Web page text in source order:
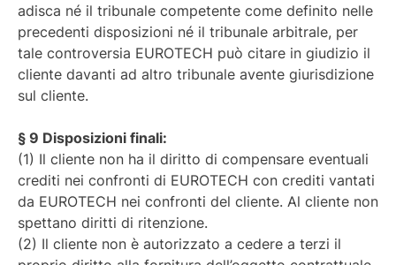
adisca né il tribunale competente come definito nelle
precedenti disposizioni né il tribunale arbitrale, per
tale controversia EUROTECH può citare in giudizio il
cliente davanti ad altro tribunale avente giurisdizione
sul cliente.
§ 9 Disposizioni finali:
(1) Il cliente non ha il diritto di compensare eventuali
crediti nei confronti di EUROTECH con crediti vantati
da EUROTECH nei confronti del cliente. Al cliente non
spettano diritti di ritenzione.
(2) Il cliente non è autorizzato a cedere a terzi il